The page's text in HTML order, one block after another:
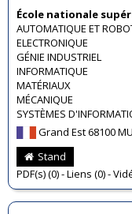
École nationale
AUTOMATIQUE ET
ELECTRONIQUE
GÉNIE INDUSTRIEL
INFORMATIQUE
MATÉRIAUX
MÉCANIQUE
SYSTÈMES
Grand Est 68100
Stand
PDF(s) (0) - Liens (0) -